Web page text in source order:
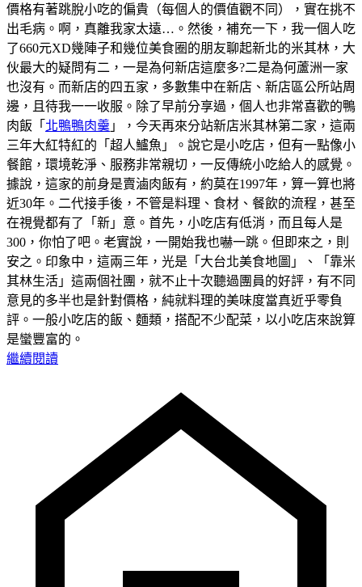
價格有著跳脫小吃的偏貴（每個人的價值觀不同），實在挑不
出毛病。啊，真離我家太遠…。然後，補充一下，我一個人吃
了660元XD幾陣子和幾位美食圈的朋友聊起新北的米其林，大
伙最大的疑問有二，一是為何新店這麼多?二是為何蘆洲一家
也沒有。而新店的四五家，多數集中在新店、新店區公所站周
邊，且待我一一收服。除了早前分享過，個人也非常喜歡的鴨
肉飯「 北鴨鴨肉羹 」，今天再來分站新店米其林第二家，這兩
三年大紅特紅的「超人鱸魚」。說它是小吃店，但有一點像小
餐館，環境乾淨、服務非常親切，一反傳統小吃給人的感覺。
據說，這家的前身是賣滷肉飯有，約莫在1997年，算一算也將
近30年。二代接手後，不管是料理、食材、餐飲的流程，甚至
在視覺都有了「新」意。首先，小吃店有低消，而且每人是
300，你怕了吧。老實說，一開始我也嚇一跳。但即來之，則
安之。印象中，這兩三年，光是「大台北美食地圖」、「靠米
其林生活」這兩個社團，就不止十次聽過團員的好評，有不同
意見的多半也是針對價格，純就料理的美味度當真近乎零負
評。一般小吃店的飯、麵類，搭配不少配菜，以小吃店來說算
是蠻豐富的。
繼續閱讀